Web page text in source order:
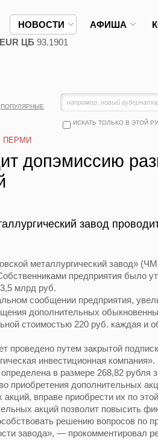
НОВОСТИ АФИША
EUR ЦБ 93.1901
ИСКАТЬ ТОЛЬКО В ЭТОЙ
ПОПУЛЯРНЫЕ
ПЕРМИ
допэмиссию
завод
металлургический завод»
предприятия было
млрд руб.
сообщении предприятия,
дополнительных
стоимостью 220 руб. каждая и
проведено путем закрытой
инвестиционная
в размере 268,82
приобретения дополнительных
вправе приобрести их по
акций позволит повысить
решению вопросов по
завода», — прокомментировал